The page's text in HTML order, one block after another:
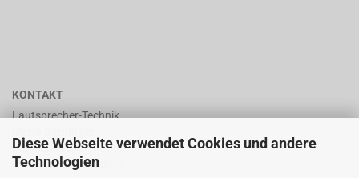
Diese Webseite verwendet Cookies und andere
Technologien
KONTAKT
Lautsprecher-Technik
Frankenhäuserstr. 65
99706 Sondershausen